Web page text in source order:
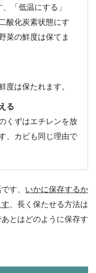
「低温にする」
酸化炭素状態にす
菜の鮮度は保てま
度は保たれます。
る
くずはエチレンを放
、カビも同じ理由で
す、 いかに保存するか
、長く保たせる方法は
とはどのように保存す